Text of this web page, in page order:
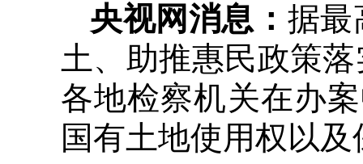
央视网消息： 据最
土、助推惠民政策
各地检察机关在办
国有土地使用权以